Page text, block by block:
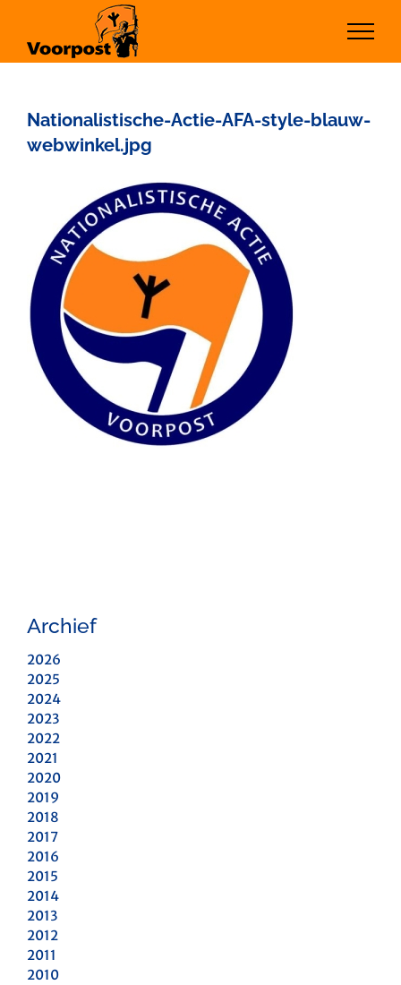
inhoud
Nationalistische-Actie-AFA-style-blauw-
webwinkel.jpg
Archief
2026
2025
2024
2023
2022
2021
2020
2019
2018
2017
2016
2015
2014
2013
2012
2011
2010